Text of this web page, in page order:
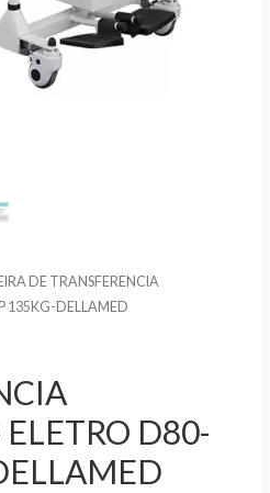
DE TRANSFERENCIA
135KG-DELLAMED
D80-